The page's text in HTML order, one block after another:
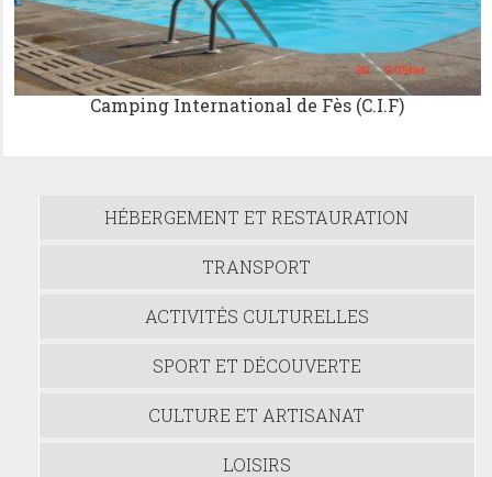
Camping International de Fès (C.I.F)
HÉBERGEMENT ET RESTAURATION
TRANSPORT
ACTIVITÉS CULTURELLES
SPORT ET DÉCOUVERTE
CULTURE ET ARTISANAT
LOISIRS